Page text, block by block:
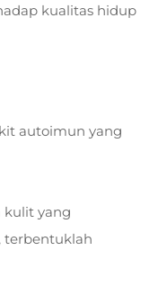
kualitas hidup
autoimun yang
kulit yang
terbentuklah